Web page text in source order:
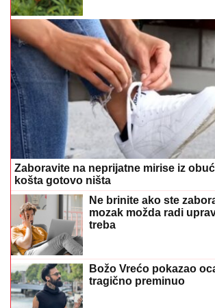
Zaboravite na neprijatne mirise iz
košta gotovo ništa
Ne brinite ako ste
mozak možda radi
treba
Božo Vrećo pokazao
tragično preminuo